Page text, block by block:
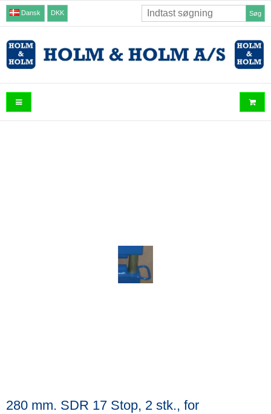
Dansk DKK Søg
280 mm. SDR 17 Stop, 2 stk., for